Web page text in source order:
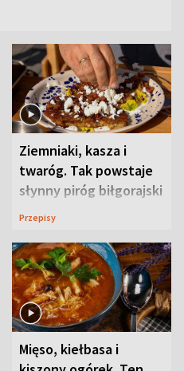
Ziemniaki, kasza i
twaróg. Tak powstaje
słynny piróg biłgorajski
Przepisy
Mięso, kiełbasa i